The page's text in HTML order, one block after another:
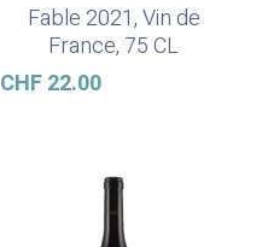
Ajouter Au Panier
Fable 2021, Vin de
France, 75 CL
CHF22.00